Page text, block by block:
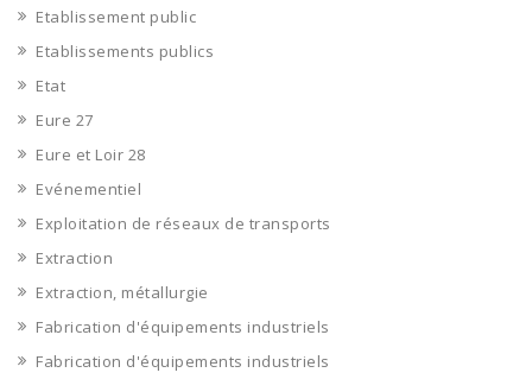
Etablissement public
Etablissements publics
Etat
Eure 27
Eure et Loir 28
Evénementiel
Exploitation de réseaux de transports
Extraction
Extraction, métallurgie
Fabrication d'équipements industriels
Fabrication d'équipements industriels